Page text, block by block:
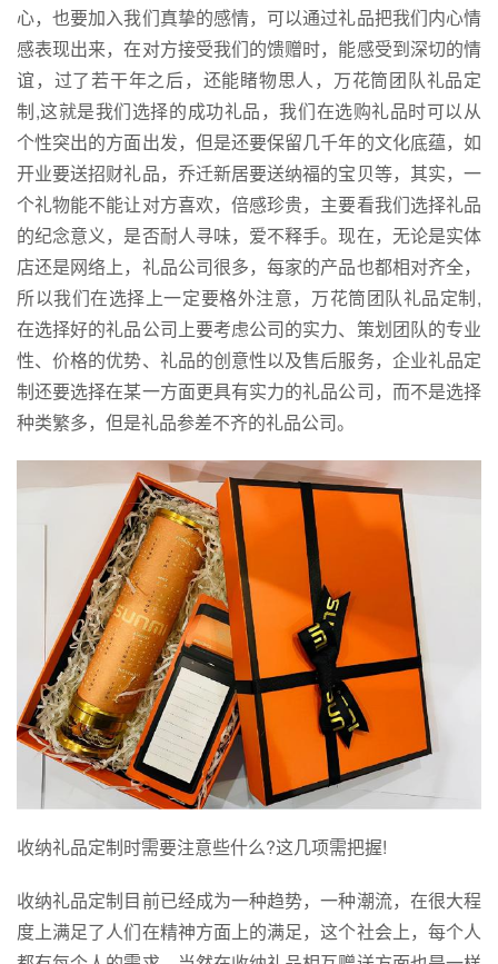
心，也要加入我们真挚的感情，可以通过礼品把我们内心情
感表现出来，在对方接受我们的馈赠时，能感受到深切的情
谊，过了若干年之后，还能睹物思人，万花筒团队礼品定
制,这就是我们选择的成功礼品，我们在选购礼品时可以从
个性突出的方面出发，但是还要保留几千年的文化底蕴，如
开业要送招财礼品，乔迁新居要送纳福的宝贝等，其实，一
个礼物能不能让对方喜欢，倍感珍贵，主要看我们选择礼品
的纪念意义，是否耐人寻味，爱不释手。现在，无论是实体
店还是网络上，礼品公司很多，每家的产品也都相对齐全，
所以我们在选择上一定要格外注意，万花筒团队礼品定制,
在选择好的礼品公司上要考虑公司的实力、策划团队的专业
性、价格的优势、礼品的创意性以及售后服务，企业礼品定
制还要选择在某一方面更具有实力的礼品公司，而不是选择
种类繁多，但是礼品参差不齐的礼品公司。
收纳礼品定制时需要注意些什么?这几项需把握!
收纳礼品定制目前已经成为一种趋势，一种潮流，在很大程
度上满足了人们在精神方面上的满足，这个社会上，每个人